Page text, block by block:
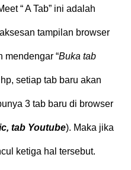
“ A Tab” ini adalah
tampilan browser
mendengar “Buka tab
setiap tab baru akan
3 tab baru di browser
tab Youtube). Maka jika
ketiga hal tersebut.